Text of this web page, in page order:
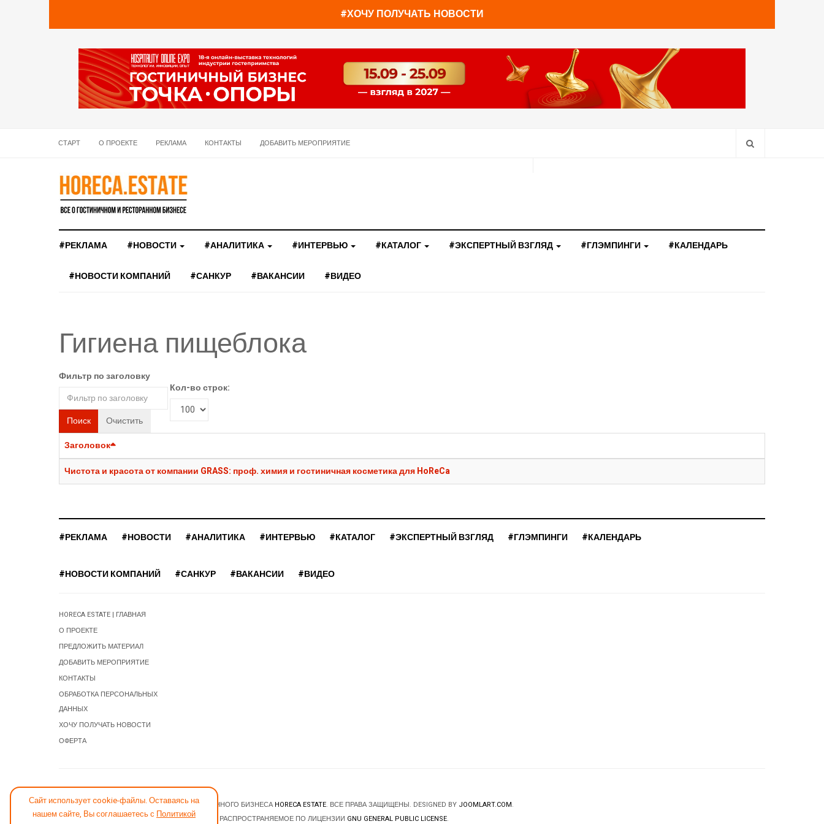
#ХОЧУ ПОЛУЧАТЬ НОВОСТИ
СТАРТ О ПРОЕКТЕ РЕКЛАМА КОНТАКТЫ ДОБАВИТЬ МЕРОПРИЯТИЕ
#РЕКЛАМА #НОВОСТИ #АНАЛИТИКА #ИНТЕРВЬЮ #КАТАЛОГ #ЭКСПЕРТНЫЙ ВЗГЛЯД #ГЛЭМПИНГИ #КАЛЕНДАРЬ
#НОВОСТИ КОМПАНИЙ #САНКУР #ВАКАНСИИ #ВИДЕО
Гигиена пищеблока
Фильтр по заголовку
Поиск Очистить
Кол-во строк:
Заголовок
Чистота и красота от компании GRASS: проф. химия и гостиничная косметика для HoReCa
Сайт использует cookie-файлы. Оставаясь на
нашем сайте, Вы соглашаетесь с Политикой
#РЕКЛАМА #НОВОСТИ #АНАЛИТИКА #ИНТЕРВЬЮ #КАТАЛОГ #ЭКСПЕРТНЫЙ ВЗГЛЯД #ГЛЭМПИНГИ #КАЛЕНДАРЬ
#НОВОСТИ КОМПАНИЙ #САНКУР #ВАКАНСИИ #ВИДЕО
HORECA ESTATE | ГЛАВНАЯ
О ПРОЕКТЕ
ПРЕДЛОЖИТЬ МАТЕРИАЛ
ДОБАВИТЬ МЕРОПРИЯТИЕ
КОНТАКТЫ
ОБРАБОТКА ПЕРСОНАЛЬНЫХ
ДАННЫХ
ХОЧУ ПОЛУЧАТЬ НОВОСТИ
ОФЕРТА
© 2026 НОВОСТИ ГОСТИНИЧНОГО И РЕСТОРАННОГО БИЗНЕСА HORECA ESTATE. ВСЕ ПРАВА ЗАЩИЩЕНЫ. DESIGNED BY JOOMLART.COM.
JOOMLA! CMS- ПРОГРАММНОЕ ОБЕСПЕЧЕНИЕ, РАСПРОСТРАНЯЕМОЕ ПО ЛИЦЕНЗИИ GNU GENERAL PUBLIC LICENSE.